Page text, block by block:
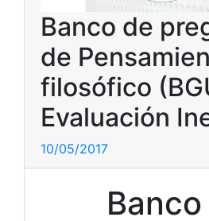
Banco de
de
filosófico
Evaluación
10/05/2017